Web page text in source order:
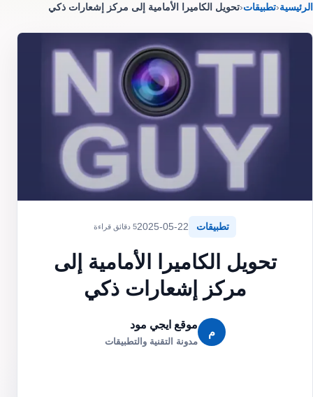
الرئيسية‹تطبيقات‹تحويل الكاميرا الأمامية إلى مركز إشعارات ذكي
تطبيقات 2025-05-225 دقائق قراءة
تحويل الكاميرا الأمامية إلى
مركز إشعارات ذكي
م
موقع ايجي مود
مدونة التقنية والتطبيقات